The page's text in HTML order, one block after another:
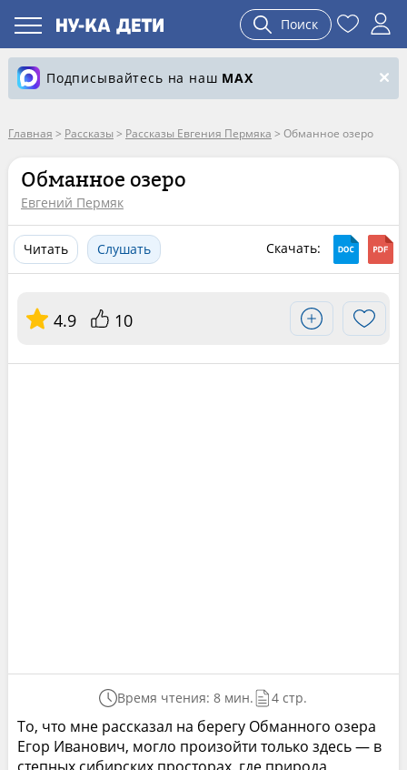
Поиск
Подписывайтесь на наш MAX
Главная > Рассказы > Рассказы Евгения Пермяка > Обманное озеро
Обманное озеро
Евгений Пермяк
Читать Слушать Скачать:
4.9 10
Время чтения: 8 мин. 4 стр.
То, что мне рассказал на берегу Обманного озера
Егор Иванович, могло произойти только здесь — в